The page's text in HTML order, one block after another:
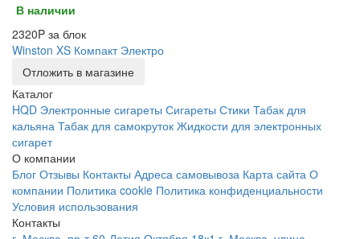
В наличии
2320P за блок
Winston XS Компакт Электро
Отложить в магазине
Каталог
HQD Электронные сигареты Сигареты Стики Табак для
кальяна Табак для самокруток Жидкости для электронных
сигарет
О компании
Блог Отзывы Контакты Адреса самовывоза Карта сайта О
компании Политика cookie Политика конфиденциальности
Условия использования
Контакты